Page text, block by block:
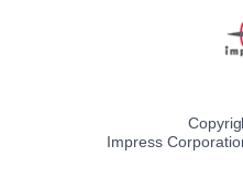
Impress